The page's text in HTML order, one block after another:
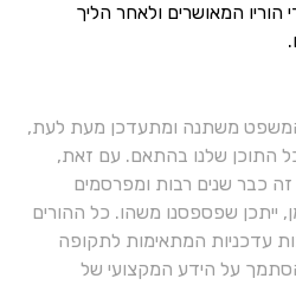
הוריו המאושרים ולאחר הליך
משתנה ומתעדכן מעת לעת,
התוכן שלנו בהתאם. עם זאת,
כבר שנים רבות ומפרסמים
ייתכן שפספסנו משהו. כל ההורים
עדכניות המתאימות לתקופה
על הידע המקצועי של